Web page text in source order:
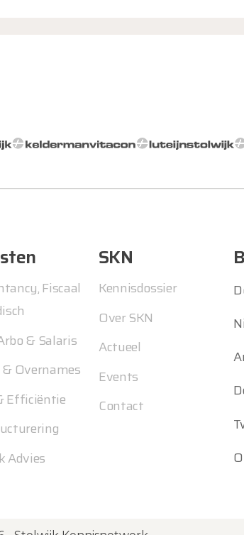
Fiscaal
& Salaris
& Overnames
Efficiëntie
Advies
SKN
Kennisdossier
Over SKN
Actueel
Events
Contact